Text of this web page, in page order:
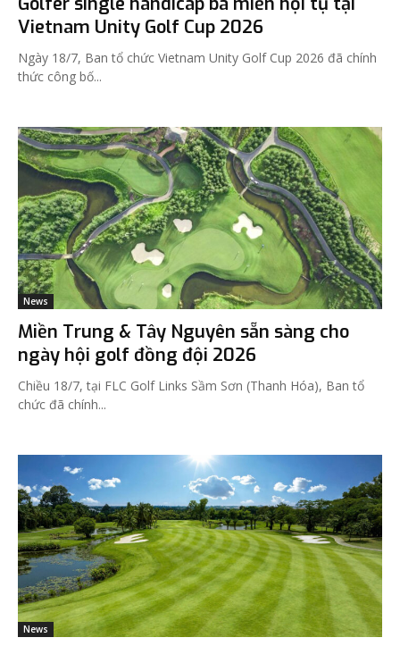
Vietnam Unity Golf Cup 2026
Ngày 18/7, Ban tổ chức Vietnam Unity Golf Cup 2026 đã chính
thức công bố...
News
Miền Trung & Tây Nguyên sẵn sàng cho
ngày hội golf đồng đội 2026
Chiều 18/7, tại FLC Golf Links Sầm Sơn (Thanh Hóa), Ban tổ
chức đã chính...
News